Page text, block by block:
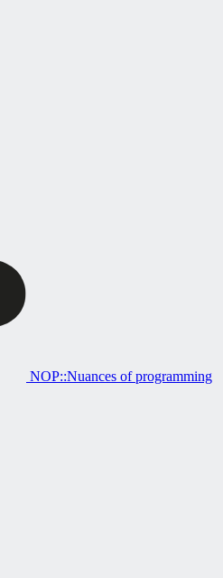
NOP::Nuances of programming